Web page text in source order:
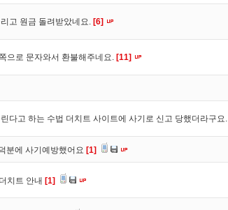
고 원금 돌려받았네요. [6]
으로 문자와서 환불해주네요. [11]
다고 하는 수법 더치트 사이트에 사기로 신고 당했더라구요.
분에 사기예방했어요 [1]
치트 안내 [1]